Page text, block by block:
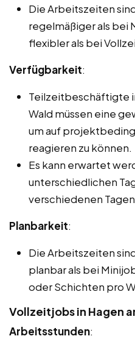
Die Arbeitszeiten
regelmäßiger als bei
flexibler als bei
Verfügbarkeit:
Teilzeitbeschäftigte
Wald müssen eine
um auf
reagieren zu können.
Es kann erwartet
unterschiedlichen
verschiedenen
Planbarkeit:
Die Arbeitszeiten
planbar als bei
oder Schichten pro
Vollzeitjobs in Hagen
Arbeitsstunden: